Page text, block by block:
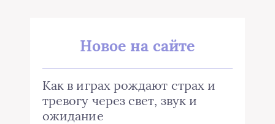
Новое на сайте
Как в играх рождают страх и
тревогу через свет, звук и
ожидание